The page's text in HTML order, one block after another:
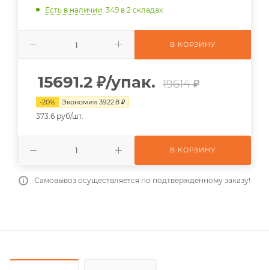
Есть в наличии: 349 в 2 складах
В КОРЗИНУ
15691.2 ₽/упак. 19614 ₽
-20% Экономия 3922.8 ₽
373.6 руб/шт.
В КОРЗИНУ
Самовывоз осуществляется по подтвержденному заказу!